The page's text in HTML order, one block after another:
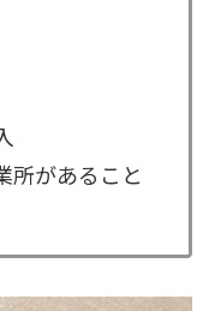
条件
があること